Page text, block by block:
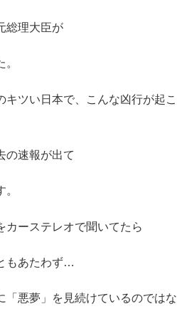
総理大臣が
ツい日本で、こんな凶行が起こ
の速報が出て
カーステレオで聞いてたら
もあたわず…
「悪夢」を見続けているのではな